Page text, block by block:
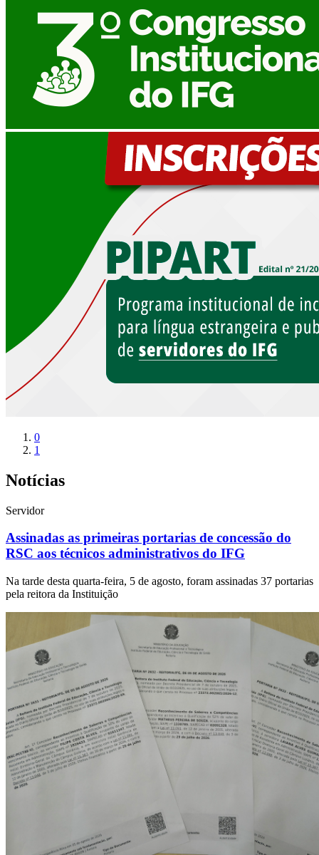
0
1
Notícias
Servidor
Assinadas as primeiras portarias de concessão do
RSC aos técnicos administrativos do IFG
Na tarde desta quarta-feira, 5 de agosto, foram assinadas 37 portarias
pela reitora da Instituição